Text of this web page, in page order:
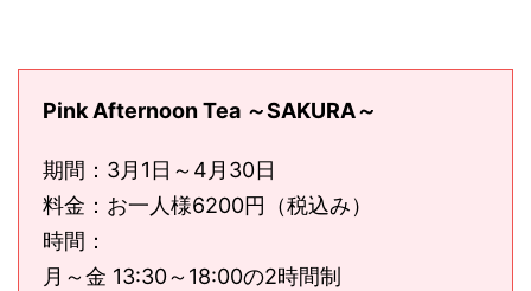
Pink Afternoon Tea ～SAKURA～
期間：3月1日～4月30日
料金：お一人様6200円（税込み）
時間：
月～金 13:30～18:00の2時間制